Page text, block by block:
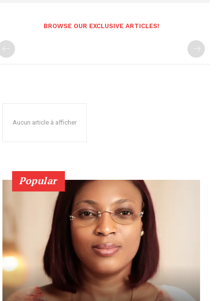
BROWSE OUR EXCLUSIVE ARTICLES!
Aucun article à afficher
Popular